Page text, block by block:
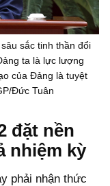
sắc tinh thần đổi
ta là lực lượng
của Đảng là tuyệt
Đức Tuân
đặt nền
nhiệm kỳ
phải nhận thức